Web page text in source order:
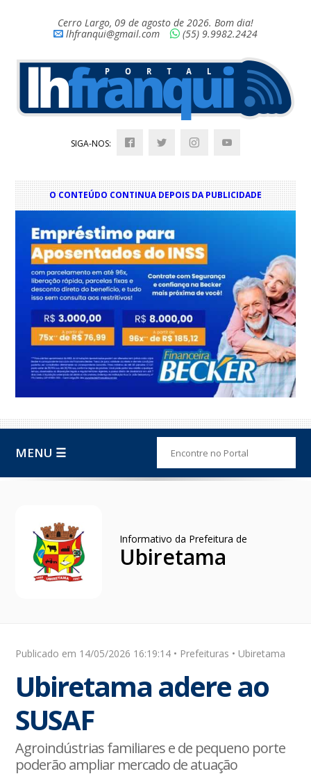
Cerro Largo, 09 de agosto de 2026. Bom dia!
lhfranqui@gmail.com
(55) 9.9982.2424
SIGA-NOS:
O CONTEÚDO CONTINUA DEPOIS DA PUBLICIDADE
MENU ☰
Informativo da Prefeitura de
Ubiretama
Publicado em 14/05/2026 16:19:14 • Prefeituras • Ubiretama
Ubiretama adere ao
SUSAF
Agroindústrias familiares e de pequeno porte
poderão ampliar mercado de atuação